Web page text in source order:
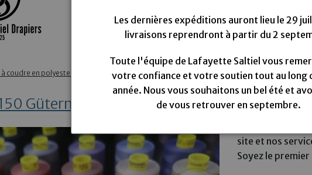
Nouveautées Tissus Doublure Fils à
à coudre en polyester Gütermann Mara Mara 150 fil Gütermann - 1000m Fil mara
Gütermann "2" Il n'y a pas
Vous avez
site et nos
Soyez le
Les dernières expéditions auront lieu le 29
livraisons reprendront à partir du 2
Toute l'équipe de Lafayette Saltiel vous
votre confiance et votre soutien tout au long
année. Nous vous souhaitons un bel été et
de vous retrouver en septembre.